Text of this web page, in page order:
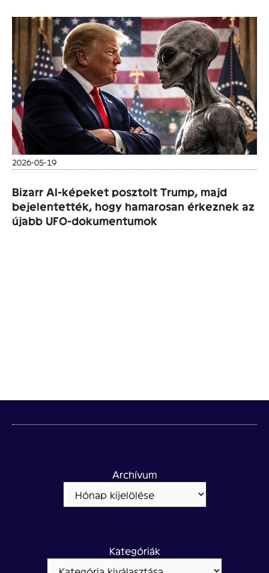
2026-05-19
Bizarr AI-képeket posztolt Trump, majd
bejelentették, hogy hamarosan érkeznek az
újabb UFO-dokumentumok
Archívum
Kategóriák